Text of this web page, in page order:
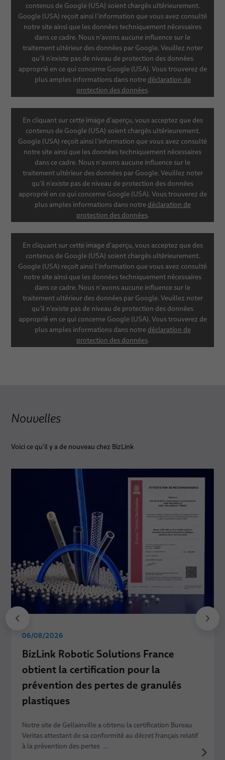
SETTINGS
contenus de Google (USA) soient chargés ultérieurement.
Google (USA) reçoit ainsi l'information que vous avez consulté
notre site ainsi que les données techniquement nécessaires
dans ce cadre. Nous n'avons aucune influence sur le
traitement ultérieur des données par Google. Veuillez noter
qu'il n'existe pas de niveau de protection des données
approprié en ce qui concerne Google (USA). Vous trouverez de
plus amples informations dans notre déclaration de
protection des données.
SHOW CONTENT
SETTINGS
En cliquant sur cette image d'aperçu, vous acceptez que des
contenus de Google (USA) soient chargés ultérieurement.
Google (USA) reçoit ainsi l'information que vous avez consulté
notre site ainsi que les données techniquement nécessaires
dans ce cadre. Nous n'avons aucune influence sur le
traitement ultérieur des données par Google. Veuillez noter
qu'il n'existe pas de niveau de protection des données
approprié en ce qui concerne Google (USA). Vous trouverez de
plus amples informations dans notre déclaration de
protection des données.
SHOW CONTENT
SETTINGS
En cliquant sur cette image d'aperçu, vous acceptez que des
contenus de Google (USA) soient chargés ultérieurement.
Google (USA) reçoit ainsi l'information que vous avez consulté
notre site ainsi que les données techniquement nécessaires
dans ce cadre. Nous n'avons aucune influence sur le
traitement ultérieur des données par Google. Veuillez noter
qu'il n'existe pas de niveau de protection des données
approprié en ce qui concerne Google (USA). Vous trouverez de
plus amples informations dans notre déclaration de
protection des données.
Nouvelles
Voici ce qu'il y a de nouveau chez BizLink
06/08/2026
BizLink Robotic Solutions France
obtient la certification pour la
prévention des pertes de granulés
plastiques
Notre site de Gellainville a obtenu la certification Bureau
Veritas attestant de sa conformité au décret français relatif
à la prévention des pertes ...